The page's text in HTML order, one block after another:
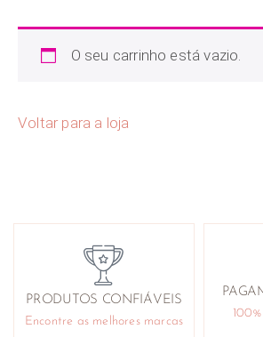
O seu carrinho está vazio.
Voltar para a loja
PRODUTOS CONFIÁVEIS
Encontre as melhores marcas